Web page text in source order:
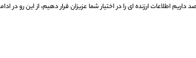
اطلاعات ارزنده ای را در اختیار شما عزیزان قرار دهیم، از این رو در